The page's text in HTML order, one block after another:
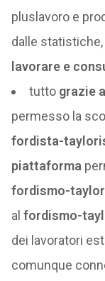
pluslavoro e
dalle
lavorare e
tutto grazie
permesso la
fordista-
piattaforma
fordismo-
al fordismo-
dei lavoratori
comunque